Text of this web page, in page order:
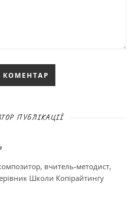
ПУБЛІКАЦІЇ
вчитель-методист,
Школи Копірайтингу